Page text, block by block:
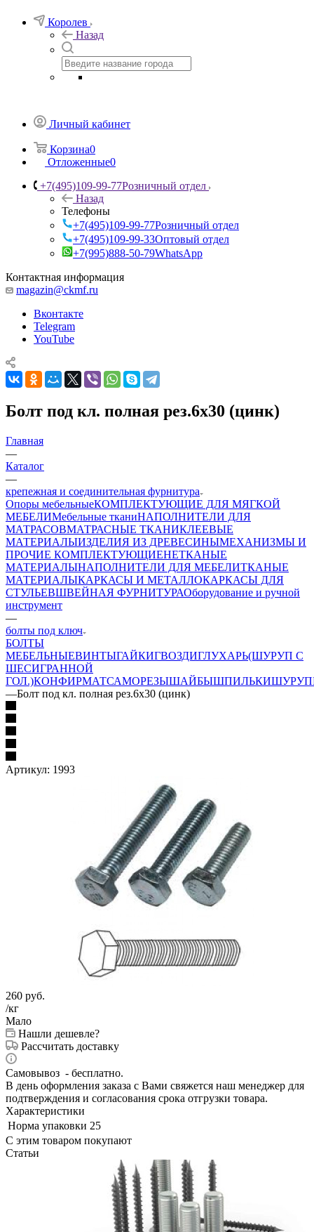
Королев
Назад
Личный кабинет
Корзина0
Отложенные0
+7(495)109-99-77Розничный отдел
Назад
Телефоны
+7(495)109-99-77Розничный отдел
+7(495)109-99-33Оптовый отдел
+7(995)888-50-79WhatsApp
Контактная информация
magazin@ckmf.ru
Вконтакте
Telegram
YouTube
Болт под кл. полная рез.6х30 (цинк)
Главная
—
Каталог
—
крепежная и соединительная фурнитура
Опоры мебельныеКОМПЛЕКТУЮЩИЕ ДЛЯ МЯГКОЙ
МЕБЕЛИМебельные тканиНАПОЛНИТЕЛИ ДЛЯ
МАТРАСОВМАТРАСНЫЕ ТКАНИКЛЕЕВЫЕ
МАТЕРИАЛЫИЗДЕЛИЯ ИЗ ДРЕВЕСИНЫМЕХАНИЗМЫ И
ПРОЧИЕ КОМПЛЕКТУЮЩИЕНЕТКАНЫЕ
МАТЕРИАЛЫНАПОЛНИТЕЛИ ДЛЯ МЕБЕЛИТКАНЫЕ
МАТЕРИАЛЫКАРКАСЫ И МЕТАЛЛОКАРКАСЫ ДЛЯ
СТУЛЬЕВШВЕЙНАЯ ФУРНИТУРАОборудование и ручной
инструмент
—
болты под ключ
БОЛТЫ
МЕБЕЛЬНЫЕВИНТЫГАЙКИГВОЗДИГЛУХАРЬ(ШУРУП С
ШЕСИГРАННОЙ
ГОЛ.)КОНФИРМАТСАМОРЕЗЫШАЙБЫШПИЛЬКИ
—Болт под кл. полная рез.6х30 (цинк)
Артикул: 1993
260 руб.
/кг
Мало
Нашли дешевле?
Рассчитать доставку
Самовывоз - бесплатно.
В день оформления заказа с Вами свяжется наш менеджер для
подтверждения и согласования срока отгрузки товара.
Характеристики
Норма упаковки 25
С этим товаром покупают
Статьи